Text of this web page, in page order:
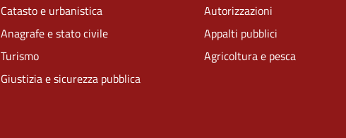
Catasto e urbanistica
Anagrafe e stato civile
Turismo
Giustizia e sicurezza pubblica
Autorizzazioni
Appalti pubblici
Agricoltura e pesca